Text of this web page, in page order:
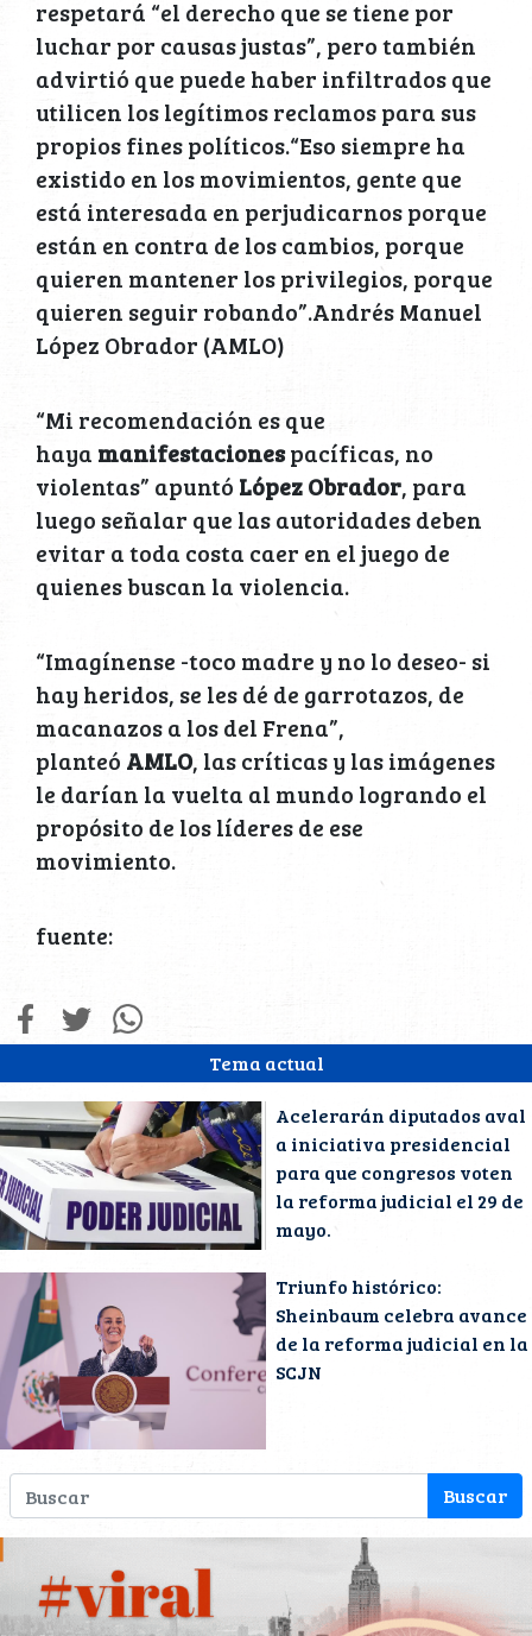
Tema actual
Acelerarán diputados aval
a iniciativa presidencial
para que congresos voten
la reforma judicial el 29 de
mayo.
Triunfo histórico:
Sheinbaum celebra avance
de la reforma judicial en la
SCJN
respetará “el derecho que se tiene por
luchar por causas justas”, pero también
advirtió que puede haber infiltrados que
utilicen los legítimos reclamos para sus
propios fines políticos.“Eso siempre ha
existido en los movimientos, gente que
está interesada en perjudicarnos porque
están en contra de los cambios, porque
quieren mantener los privilegios, porque
quieren seguir robando”.Andrés Manuel
López Obrador (AMLO)
“Mi recomendación es que
haya manifestacionespacíficas, no
violentas” apuntó López Obrador, para
luego señalar que las autoridades deben
evitar a toda costa caer en el juego de
quienes buscan la violencia.
“Imagínense -toco madre y no lo deseo- si
hay heridos, se les dé de garrotazos, de
macanazos a los del Frena”,
planteó AMLO, las críticas y las imágenes
le darían la vuelta al mundo logrando el
propósito de los líderes de ese
movimiento.
fuente: